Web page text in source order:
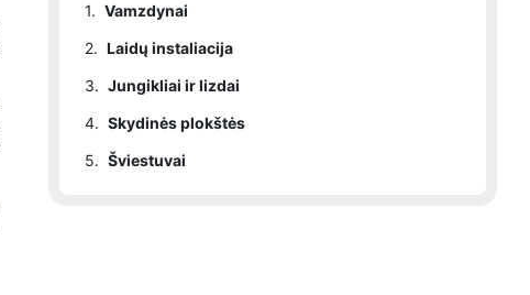
1. Vamzdynai
2. Laidų instaliacija
3. Jungikliai ir lizdai
4. Skydinės plokštės
5. Šviestuvai